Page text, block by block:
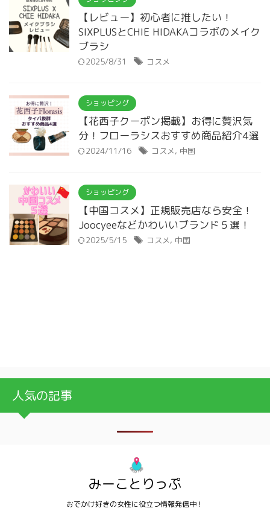
【レビュー】初心者に推したい！
SIXPLUSとCHIE HIDAKAコラボのメイク
ブラシ
2025/8/31 コスメ
ショッピング
【花西子クーポン掲載】お得に贅沢気
分！フローラシスおすすめ商品紹介4選
2024/11/16 コスメ, 中国
ショッピング
【中国コスメ】正規販売店なら安全！
Joocyeeなどかわいいブランド５選！
2025/5/15 コスメ, 中国
人気の記事
みーことりっぷ
おでかけ好きの女性に役立つ情報発信中！